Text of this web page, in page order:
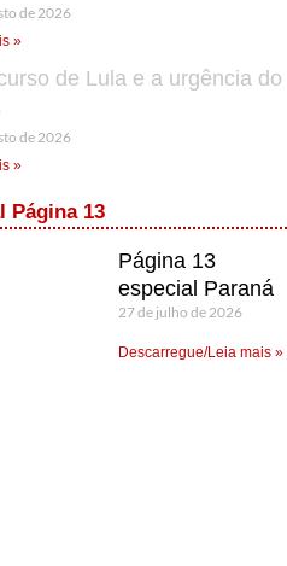
de 2026
»
de Lula e a urgência do
de 2026
»
Página 13
Página 13
especial Paraná
27 de julho de 2026
Descarregue/Leia mais »